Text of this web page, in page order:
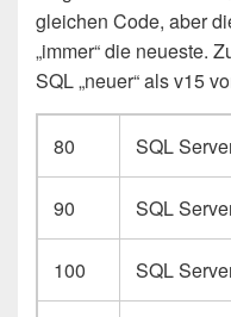
gleichen Code, aber
„immer“ die neueste.
SQL „neuer“ als v15
80 SQL
90 SQL
100 SQL